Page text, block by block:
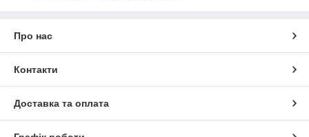
Про нас
Контакти
Доставка та оплата